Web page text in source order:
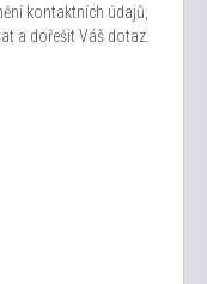
kontaktních údajů,
a dořešit Váš dotaz.